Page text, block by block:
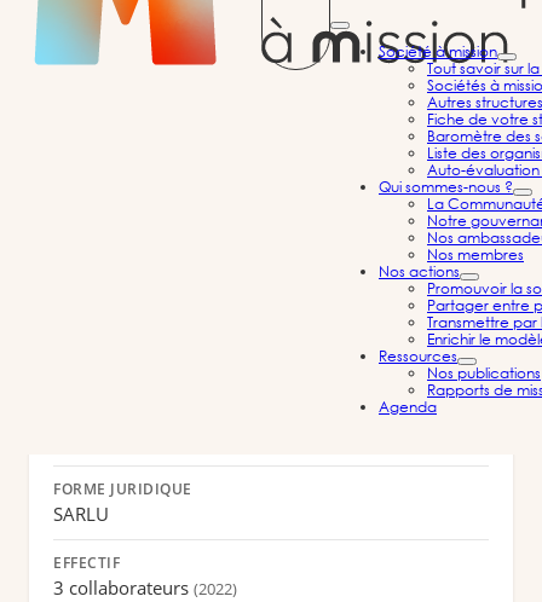
Société à mission
Tout savoir sur
Sociétés à
Autres
Fiche de votre
Baromètre des
Liste des
Auto-évaluation
Qui sommes-nous ?
La
Notre
Nos
Nos membres
Nos actions
Promouvoir la
Partager entre
Transmettre
Enrichir le
Ressources
Nos publications
Rapports de
Agenda
FORME JURIDIQUE
SARLU
EFFECTIF
3 collaborateurs (2022)